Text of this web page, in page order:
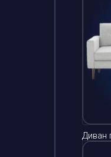
Диван